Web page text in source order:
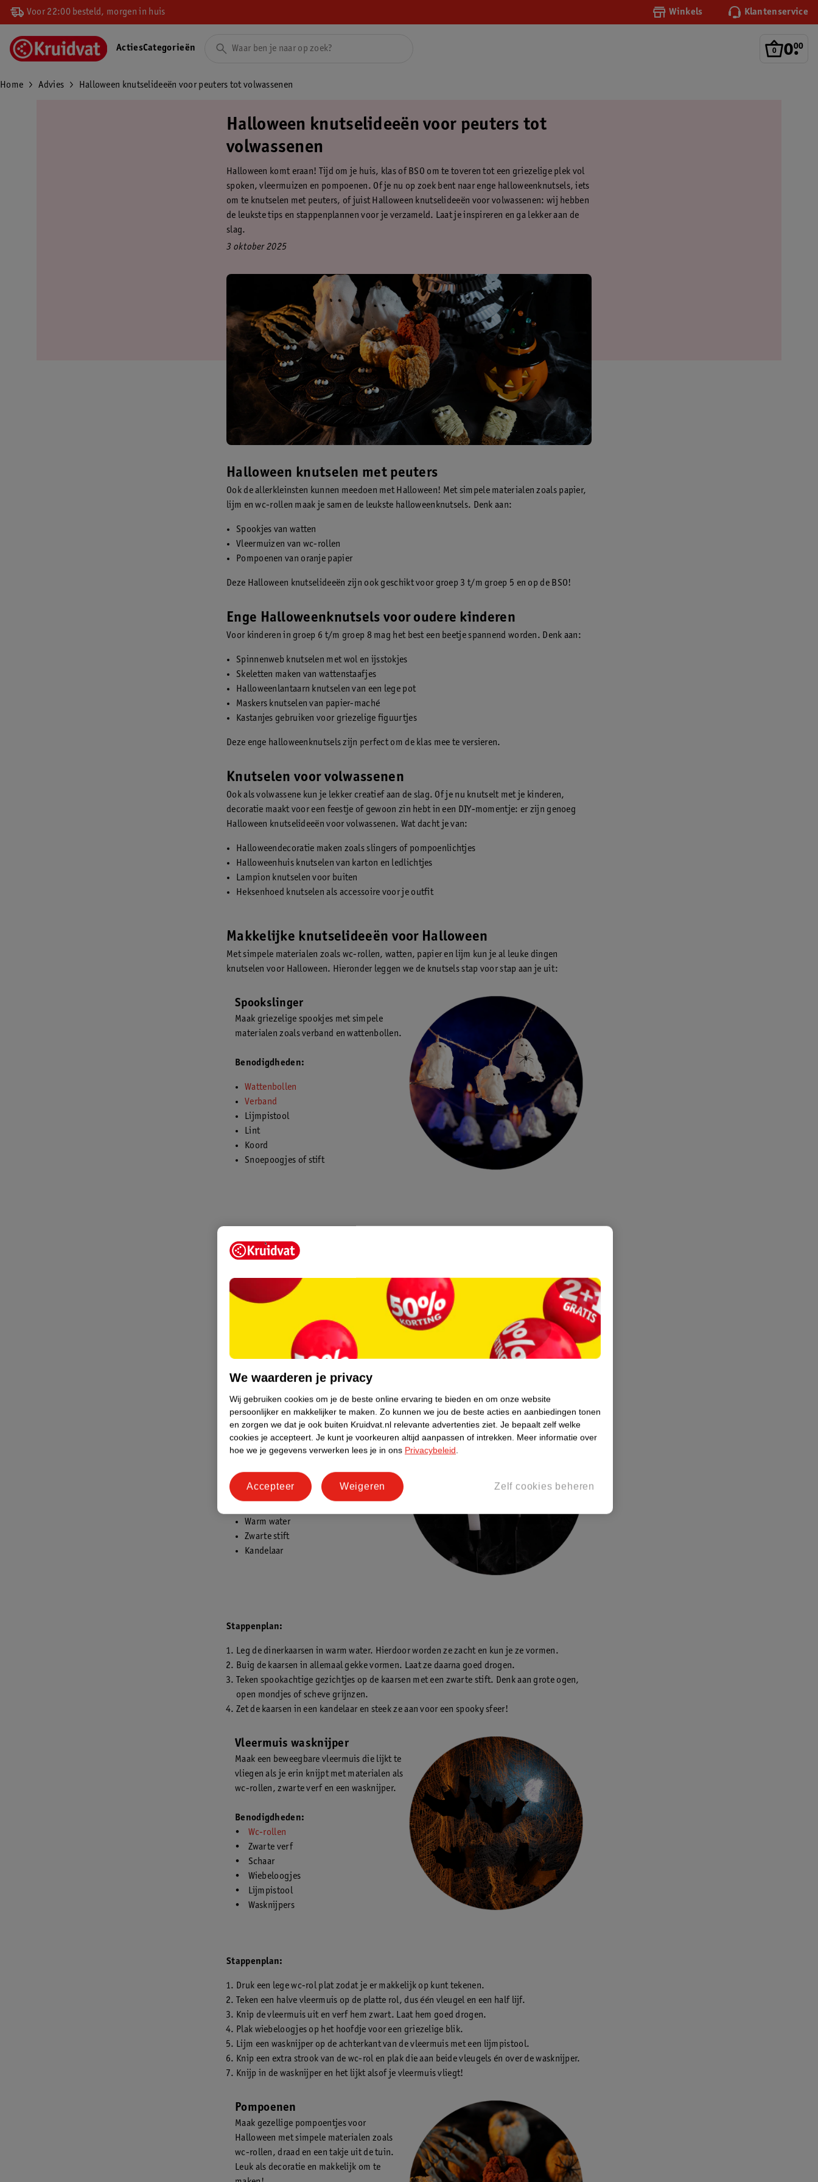
Voor 22:00 besteld, morgen in huis Winkels Klantenservice
0.
00
ActiesCategorieën
Home Advies Halloween knutselideeën voor peuters tot volwassenen
Halloween knutselideeën voor peuters tot
volwassenen
Halloween komt eraan! Tijd om je huis, klas of BSO om te toveren tot een griezelige plek vol
spoken, vleermuizen en pompoenen. Of je nu op zoek bent naar enge halloweenknutsels, iets
om te knutselen met peuters, of juist Halloween knutselideeën voor volwassenen: wij hebben
de leukste tips en stappenplannen voor je verzameld. Laat je inspireren en ga lekker aan de
slag.
3 oktober 2025
Halloween knutselen met peuters
Ook de allerkleinsten kunnen meedoen met Halloween! Met simpele materialen zoals papier,
lijm en wc-rollen maak je samen de leukste halloweenknutsels. Denk aan:
Spookjes van watten
Vleermuizen van wc-rollen
Pompoenen van oranje papier
Deze Halloween knutselideeën zijn ook geschikt voor groep 3 t/m groep 5 en op de BSO!
Enge Halloweenknutsels voor oudere kinderen
Voor kinderen in groep 6 t/m groep 8 mag het best een beetje spannend worden. Denk aan:
Spinnenweb knutselen met wol en ijsstokjes
Skeletten maken van wattenstaafjes
Halloweenlantaarn knutselen van een lege pot
Maskers knutselen van papier-maché
Kastanjes gebruiken voor griezelige figuurtjes
Deze enge halloweenknutsels zijn perfect om de klas mee te versieren.
Knutselen voor volwassenen
Ook als volwassene kun je lekker creatief aan de slag. Of je nu knutselt met je kinderen,
decoratie maakt voor een feestje of gewoon zin hebt in een DIY-momentje: er zijn genoeg
Halloween knutselideeën voor volwassenen. Wat dacht je van:
Halloweendecoratie maken zoals slingers of pompoenlichtjes
Halloweenhuis knutselen van karton en ledlichtjes
Lampion knutselen voor buiten
Heksenhoed knutselen als accessoire voor je outfit
Makkelijke knutselideeën voor Halloween
Met simpele materialen zoals wc-rollen, watten, papier en lijm kun je al leuke dingen
knutselen voor Halloween. Hieronder leggen we de knutsels stap voor stap aan je uit:
Spookslinger
Maak griezelige spookjes met simpele
materialen zoals verband en wattenbollen.
Benodigdheden:
Wattenbollen
Verband
Lijmpistool
Lint
Koord
Snoepoogjes of stift
Maak bolletjes van watten. Kies zelf hoe groot je ze maakt. Kleine bolletjes worden mini-
Bevestig de bolletjes aan elkaar met een lijmpistool. Gebruik tape als je een groter hoofd
wilt maken.
Scheur het verband in stukken en lijm de stukken over het bolletje met een lijmpistool.
Laat het spookje goed drogen.
Plak of teken oogjes op het hoofdje. Gebruik bijvoorbeeld wiebeloogjes of zwarte stift.
Knip een stukje lint, vouw het dubbel en lijm het met een lijmpistool aan het hoofdje vast.
Rijg de spookjes aan een koord en hang je griezelige slinger op!
Spookkaarsen
Maak spookkaarsen die je echt kunt
aansteken. Leuk als decoratie voor
Halloween!
Benodigdheden:
Warm water
Zwarte stift
Kandelaar
Stappenplan:
Leg de dinerkaarsen in warm water. Hierdoor worden ze zacht en kun je ze vormen.
Buig de kaarsen in allemaal gekke vormen. Laat ze daarna goed drogen.
Teken spookachtige gezichtjes op de kaarsen met een zwarte stift. Denk aan grote ogen,
open mondjes of scheve grijnzen.
Zet de kaarsen in een kandelaar en steek ze aan voor een spooky sfeer!
Vleermuis wasknijper
Maak een beweegbare vleermuis die lijkt te
vliegen als je erin knijpt met materialen als
wc-rollen, zwarte verf en een wasknijper.
Benodigdheden:
• Wc-rollen
• Zwarte verf
• Schaar
• Wiebeloogjes
• Lijmpistool
• Wasknijpers
Stappenplan:
Druk een lege wc-rol plat zodat je er makkelijk op kunt tekenen.
Teken een halve vleermuis op de platte rol, dus één vleugel en een half lijf.
Knip de vleermuis uit en verf hem zwart. Laat hem goed drogen.
Plak wiebeloogjes op het hoofdje voor een griezelige blik.
Lijm een wasknijper op de achterkant van de vleermuis met een lijmpistool.
Knip een extra strook van de wc-rol en plak die aan beide vleugels én over de wasknijper.
Knijp in de wasknijper en het lijkt alsof je vleermuis vliegt!
Pompoenen
Maak gezellige pompoentjes voor
Halloween met simpele materialen zoals
wc-rollen, draad en een takje uit de tuin.
Leuk als decoratie en makkelijk om te
We waarderen je privacy
Wij gebruiken cookies om je de beste online ervaring te bieden en om onze website
persoonlijker en makkelijker te maken. Zo kunnen we jou de beste acties en aanbiedingen tonen
en zorgen we dat je ook buiten Kruidvat.nl relevante advertenties ziet. Je bepaalt zelf welke
cookies je accepteert. Je kunt je voorkeuren altijd aanpassen of intrekken. Meer informatie over
hoe we je gegevens verwerken lees je in ons Privacybeleid.
Zelf cookies beheren
Weigeren
Accepteer